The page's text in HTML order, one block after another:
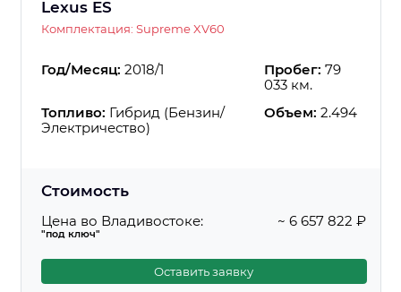
Lexus ES
Комплектация: Supreme XV60
Год/Месяц: 2018/1 Пробег: 79
033 км.
Топливо: Гибрид (Бензин/
Электричество)
Объем: 2.494
Стоимость
Цена во Владивостоке:
"под ключ"
~ 6 657 822 ₽
Оставить заявку